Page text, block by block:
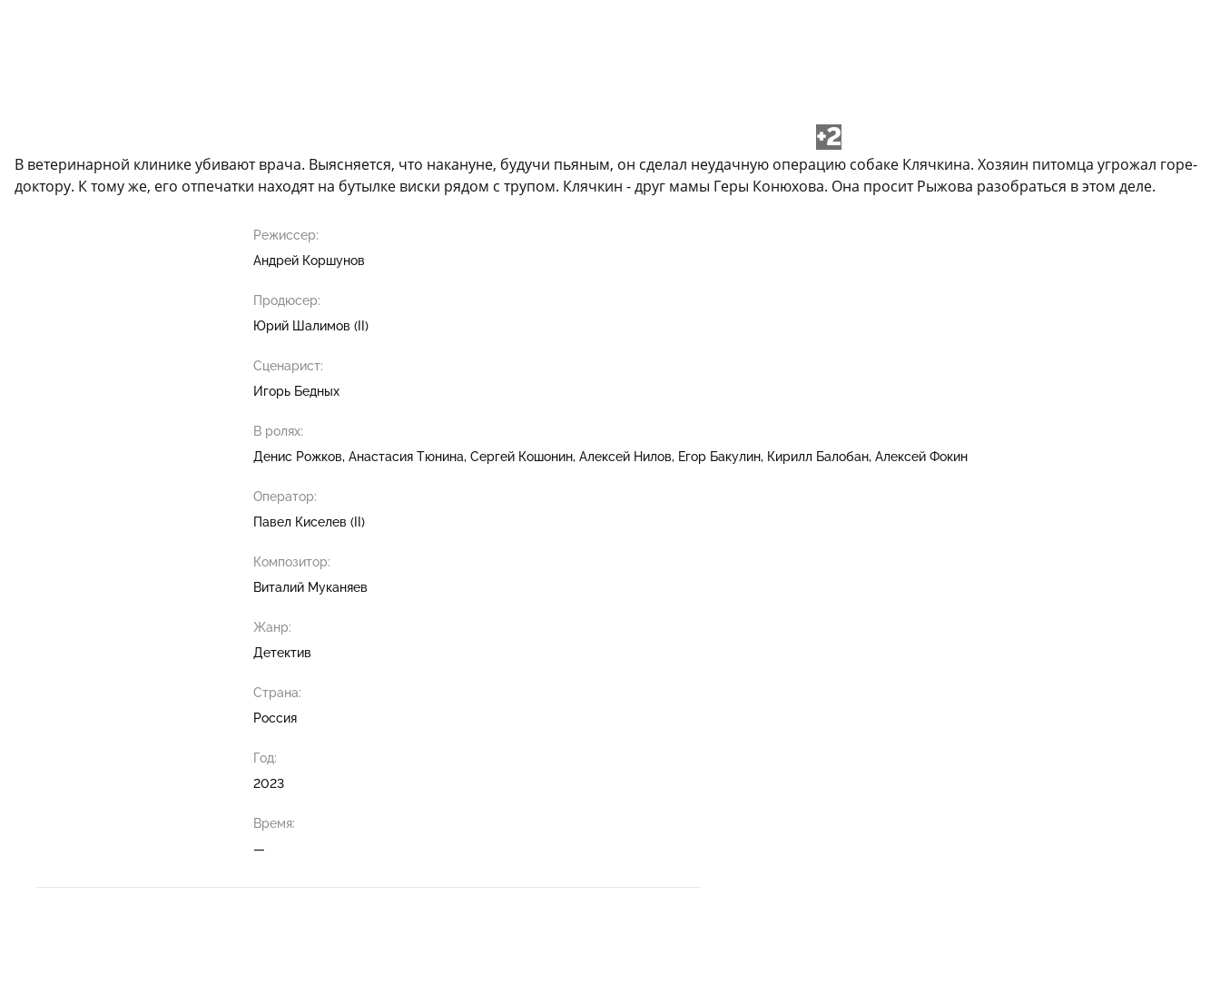
+2
В ветеринарной клинике убивают врача. Выясняется, что накануне, будучи пьяным, он сделал неудачную операцию собаке Клячкина. Хозяин питомца угрожал горе-
доктору. К тому же, его отпечатки находят на бутылке виски рядом с трупом. Клячкин - друг мамы Геры Конюхова. Она просит Рыжова разобраться в этом деле.
Режиссер:
Андрей Коршунов
Продюсер:
Юрий Шалимов (II)
Сценарист:
Игорь Бедных
В ролях:
Денис Рожков Анастасия Тюнина Сергей Кошонин Алексей Нилов Егор Бакулин Кирилл Балобан Алексей Фокин
Оператор:
Павел Киселев (II)
Композитор:
Виталий Муканяев
Жанр:
Детектив
Страна:
Россия
Год:
2023
Время:
—